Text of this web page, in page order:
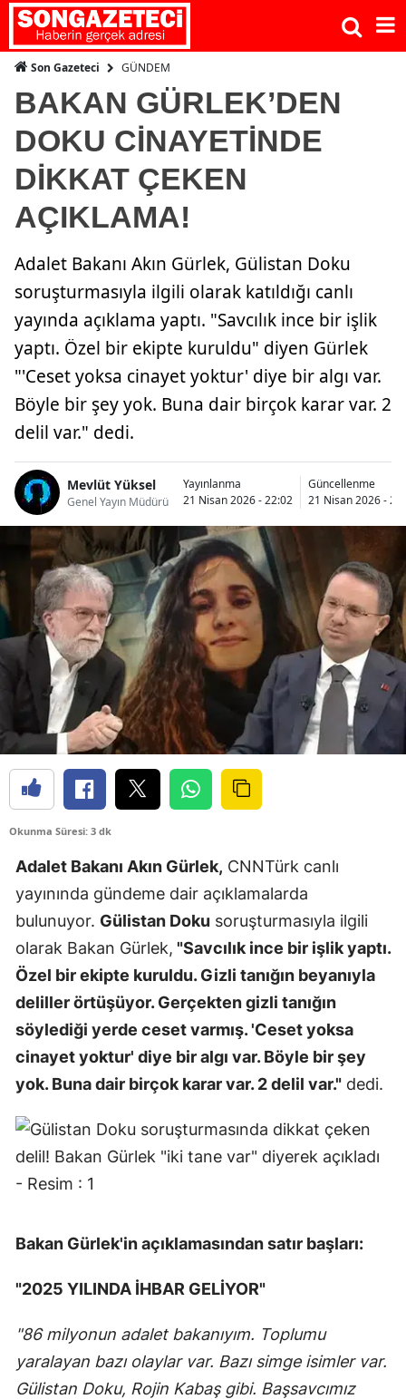
Son Gazeteci GÜNDEM
BAKAN GÜRLEK’DEN
DOKU CİNAYETİNDE
DİKKAT ÇEKEN
AÇIKLAMA!
Adalet Bakanı Akın Gürlek, Gülistan Doku
soruşturmasıyla ilgili olarak katıldığı canlı
yayında açıklama yaptı. "Savcılık ince bir işlik
yaptı. Özel bir ekipte kuruldu" diyen Gürlek
"'Ceset yoksa cinayet yoktur' diye bir algı var.
Böyle bir şey yok. Buna dair birçok karar var. 2
delil var." dedi.
Mevlüt Yüksel
Genel Yayın Müdürü
Yayınlanma
21 Nisan 2026 - 22:02
Güncellenme
21 Nisan 2026 -
Okunma Süresi: 3 dk
Adalet Bakanı Akın Gürlek, CNNTürk canlı
yayınında gündeme dair açıklamalarda
bulunuyor. Gülistan Doku soruşturmasıyla ilgili
olarak Bakan Gürlek, "Savcılık ince bir işlik yaptı.
Özel bir ekipte kuruldu. Gizli tanığın beyanıyla
deliller örtüşüyor. Gerçekten gizli tanığın
söylediği yerde ceset varmış. 'Ceset yoksa
cinayet yoktur' diye bir algı var. Böyle bir şey
yok. Buna dair birçok karar var. 2 delil var." dedi.
Bakan Gürlek'in açıklamasından satır başları:
"2025 YILINDA İHBAR GELİYOR"
"86 milyonun adalet bakanıyım. Toplumu
yaralayan bazı olaylar var. Bazı simge isimler var.
Gülistan Doku, Rojin Kabaş gibi. Başsavcımız